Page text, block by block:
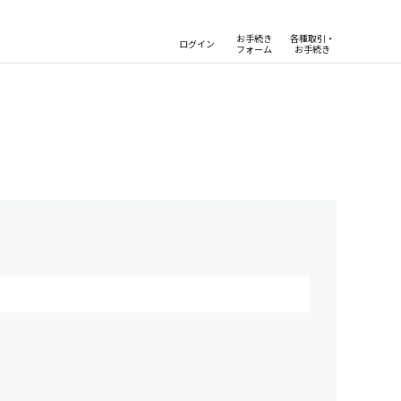
ログイン
お手続き
フォーム
各種取引・
お手続き